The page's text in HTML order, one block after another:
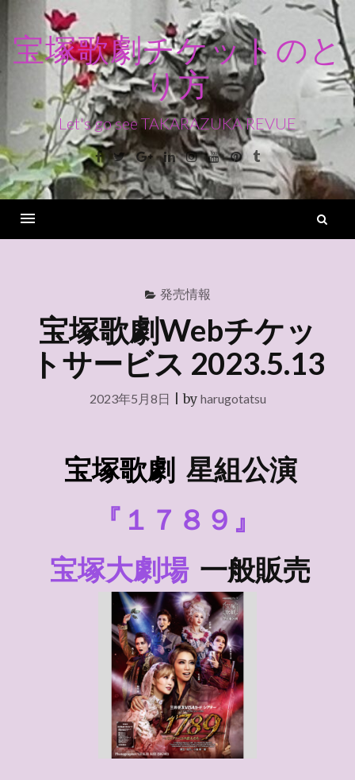
ン
ス
キ
ッ
宝塚歌劇チケットのと
り方
Let's go see TAKARAZUKA REVUE
Facebook
TwitterGoogle+LinkedinInstagram
YoutubePinterest
Tumblr
発売情報
宝塚歌劇Webチケッ
トサービス 2023.5.13
2023年5月8日 |by harugotatsu
宝塚歌劇 星組公演
『１７８９』
宝塚大劇場 一般販売